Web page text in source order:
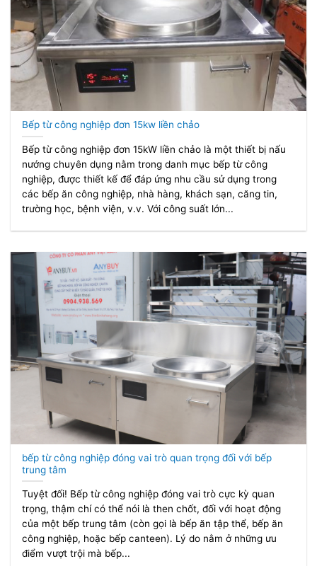
Bếp từ công nghiệp đơn 15kw liền chảo
Bếp từ công nghiệp đơn 15kW liền chảo là một thiết bị nấu
nướng chuyên dụng nằm trong danh mục bếp từ công
nghiệp, được thiết kế để đáp ứng nhu cầu sử dụng trong
các bếp ăn công nghiệp, nhà hàng, khách sạn, căng tin,
trường học, bệnh viện, v.v. Với công suất lớn...
bếp từ công nghiệp đóng vai trò quan trọng đối với bếp
trung tâm
Tuyệt đối! Bếp từ công nghiệp đóng vai trò cực kỳ quan
trọng, thậm chí có thể nói là then chốt, đối với hoạt động
của một bếp trung tâm (còn gọi là bếp ăn tập thể, bếp ăn
công nghiệp, hoặc bếp canteen). Lý do nằm ở những ưu
điểm vượt trội mà bếp...